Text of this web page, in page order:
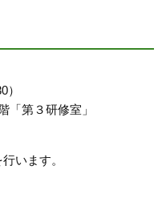
第３研修室」
行います。